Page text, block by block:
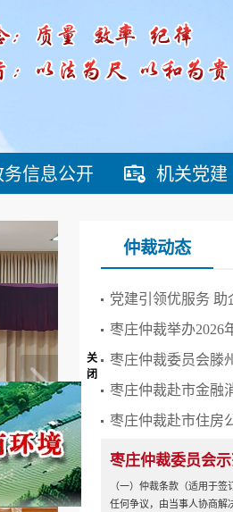
务信息公开 机关党建
仲裁动态
党建引领优服务 助
枣庄仲裁举办2026
枣庄仲裁委员会滕
枣庄仲裁赴市金融
枣庄仲裁赴市住房
枣庄仲裁委员会
（一）仲裁条款（适用于
任何争议，由当事人协商解